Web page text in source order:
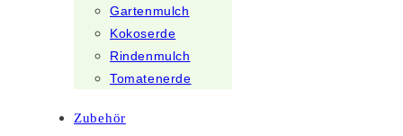
Gartenmulch
Kokoserde
Rindenmulch
Tomatenerde
Zubehör